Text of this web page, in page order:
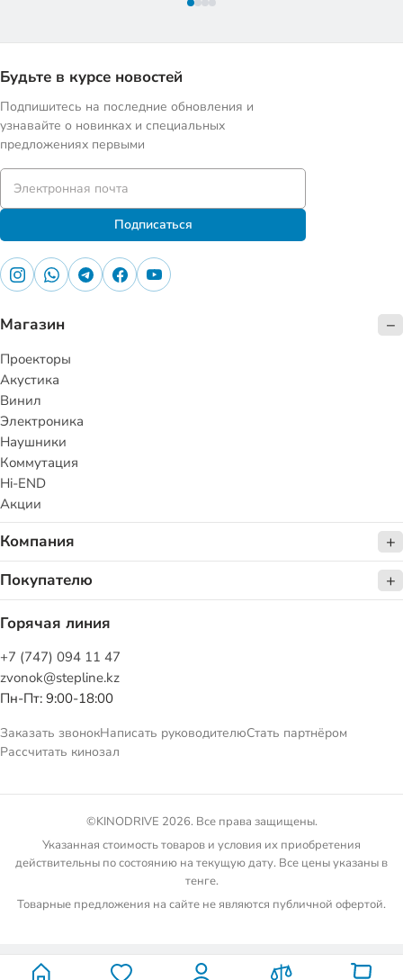
Будьте в курсе новостей
Подпишитесь на последние обновления и
узнавайте о новинках и специальных
предложениях первыми
Подписаться
Магазин
Проекторы
Акустика
Винил
Электроника
Наушники
Коммутация
Hi-END
Акции
Компания
Покупателю
Горячая линия
+7 (747) 094 11 47
zvonok@stepline.kz
Пн-Пт: 9:00-18:00
Заказать звонокНаписать руководителюСтать партнёром
Рассчитать кинозал
©KINODRIVE 2026. Все права защищены.
Указанная стоимость товаров и условия их приобретения
действительны по состоянию на текущую дату. Все цены указаны в
тенге.
Товарные предложения на сайте не являются публичной офертой.